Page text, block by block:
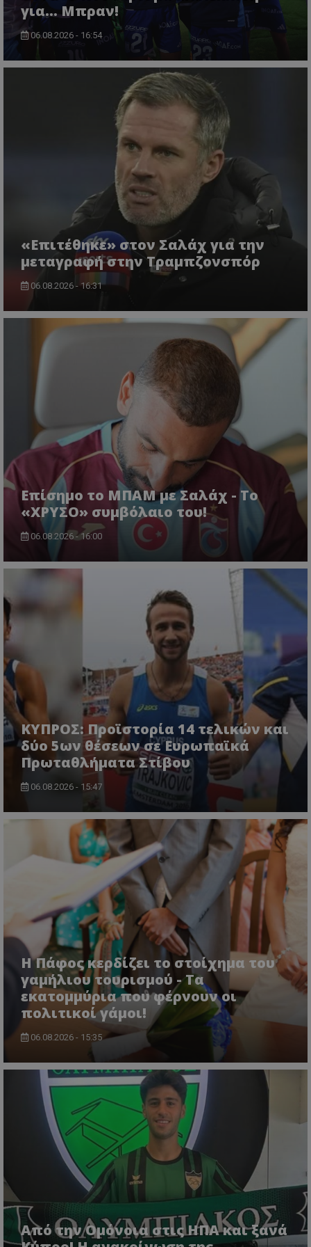
για... Μπραν!
06.08.2026 - 16:54
«Επιτέθηκε» στον Σαλάχ για την
μεταγραφή στην Τραμπζονσπόρ
06.08.2026 - 16:31
Επίσημο το ΜΠΑΜ με Σαλάχ - Το
«ΧΡΥΣΟ» συμβόλαιο του!
06.08.2026 - 16:00
ΚΥΠΡΟΣ: Προϊστορία 14 τελικών και
δύο 5ων θέσεων σε Ευρωπαϊκά
Πρωταθλήματα Στίβου
06.08.2026 - 15:47
Η Πάφος κερδίζει το στοίχημα του
γαμήλιου τουρισμού - Τα
εκατομμύρια που φέρνουν οι
πολιτικοί γάμοι!
06.08.2026 - 15:35
Από την Ομόνοια στις ΗΠΑ και ξανά